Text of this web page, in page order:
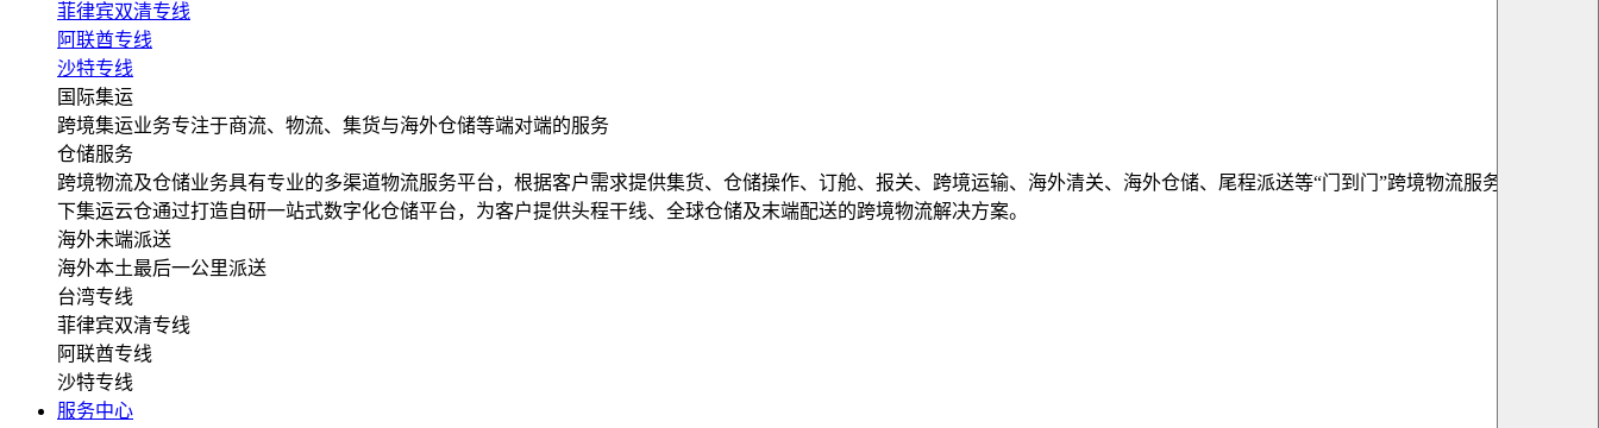
菲律宾双清专线
阿联酋专线
沙特专线
国际集运
跨境集运业务专注于商流、物流、集货与海外仓储等端对端的服务
仓储服务
跨境物流及仓储业务具有专业的多渠道物流服务平台，根据客户需求提供集货、仓储操作、订舱、报关、跨境运输、海外清关、海外仓储、尾程派送等“门到门”跨境物流服务。公司旗
下集运云仓通过打造自研一站式数字化仓储平台，为客户提供头程干线、全球仓储及末端配送的跨境物流解决方案。
海外未端派送
海外本土最后一公里派送
台湾专线
菲律宾双清专线
阿联酋专线
沙特专线
服务中心